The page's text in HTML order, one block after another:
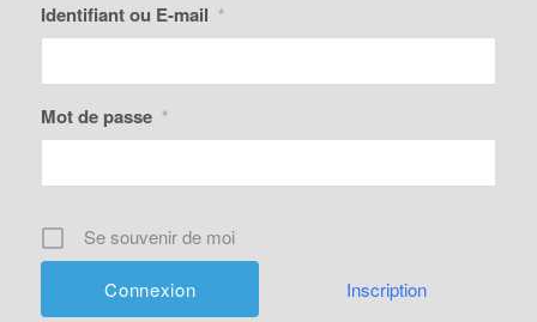
Identifiant ou E-mail *
Mot de passe *
Se souvenir de moi
Inscription